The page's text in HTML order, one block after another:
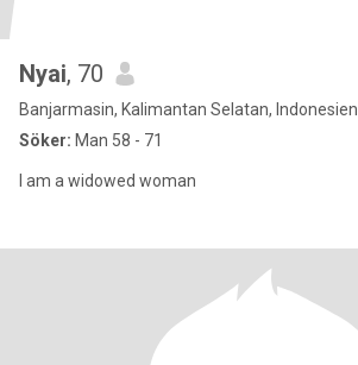
Nyai, 70
Banjarmasin, Kalimantan Selatan, Indonesien
Söker: Man 58 - 71
I am a widowed woman